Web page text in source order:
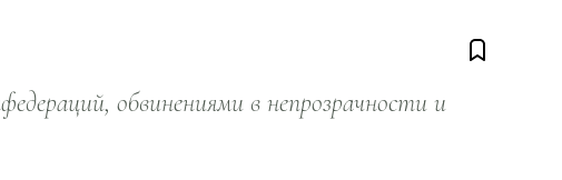
обвинениями в непрозрачности и